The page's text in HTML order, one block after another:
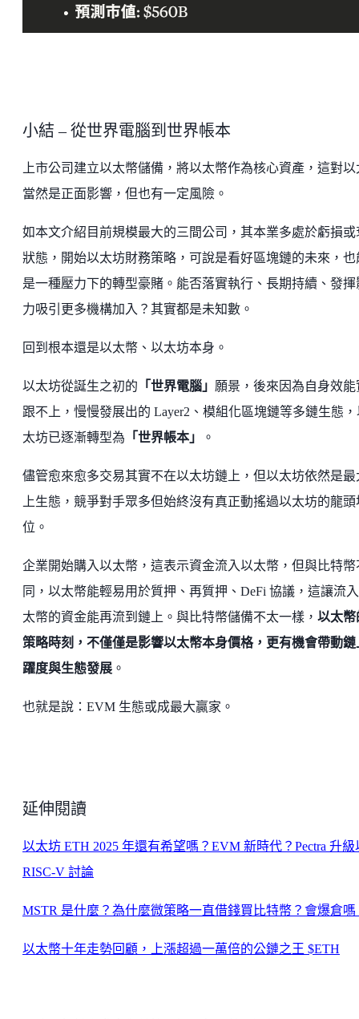
小結 – 從世界電腦到世界帳本
上市公司建立以太幣儲備，將以太幣作為核心資產，這對以
當然是正面影響，但也有一定風險。
如本文介紹目前規模最大的三間公司，其本業多處於虧損或
狀態，開始以太坊財務策略，可說是看好區塊鏈的未來，也
是一種壓力下的轉型豪賭。能否落實執行、長期持續、發揮
力吸引更多機構加入？其實都是未知數。
回到根本還是以太幣、以太坊本身。
以太坊從誕生之初的 「世界電腦」 願景，後來因為自身效能
跟不上，慢慢發展出的 Layer2、模組化區塊鏈等多鏈生態，
太坊已逐漸轉型為 「世界帳本」 。
儘管愈來愈多交易其實不在以太坊鏈上，但以太坊依然是最
上生態，競爭對手眾多但始終沒有真正動搖過以太坊的龍頭
位。
企業開始購入以太幣，這表示資金流入以太幣，但與比特幣
同，以太幣能輕易用於質押、再質押、DeFi 協議，這讓流
太幣的資金能再流到鏈上。與比特幣儲備不太一樣， 以太幣
策略時刻，不僅僅是影響以太幣本身價格，更有機會帶動鏈
躍度與生態發展 。
也就是說：EVM 生態或成最大贏家。
延伸閱讀
以太坊 ETH 2025 年還有希望嗎？EVM 新時代？Pectra 升級
RISC-V 討論
MSTR 是什麼？為什麼微策略一直借錢買比特幣？會爆倉嗎
以太幣十年走勢回顧，上漲超過一萬倍的公鏈之王 $ETH